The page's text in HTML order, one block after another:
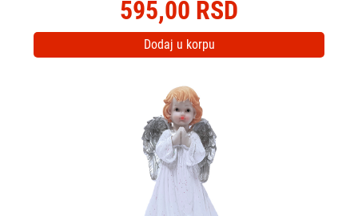
595,00 RSD
Dodaj u korpu